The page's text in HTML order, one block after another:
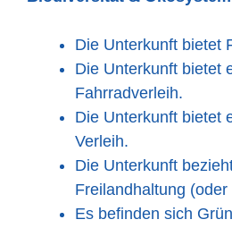
Die Unterkunft bietet
Die Unterkunft bietet
Fahrradverleih.
Die Unterkunft bietet
Verleih.
Die Unterkunft
Freilandhaltung
Es befinden sich